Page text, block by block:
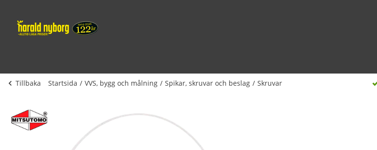
Tillbaka Startsida VVS, bygg och målning Spikar, skruvar och beslag Skruvar